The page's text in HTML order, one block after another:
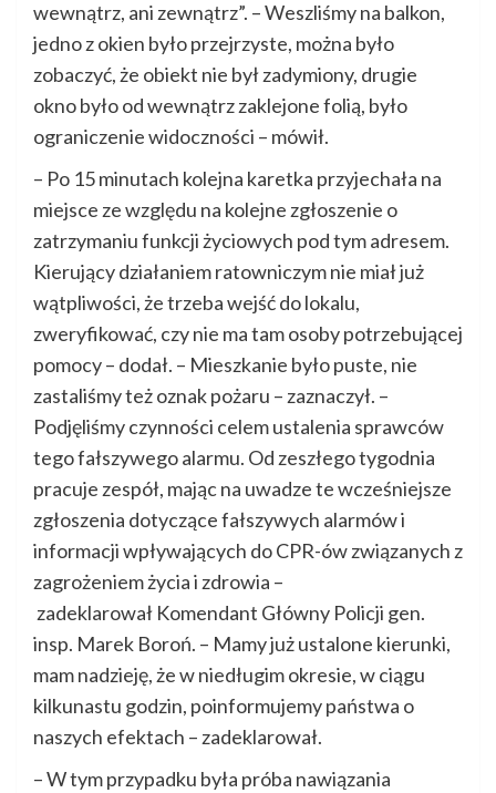
wewnątrz, ani zewnątrz”. – Weszliśmy na balkon,
jedno z okien było przejrzyste, można było
zobaczyć, że obiekt nie był zadymiony, drugie
okno było od wewnątrz zaklejone folią, było
ograniczenie widoczności – mówił.
– Po 15 minutach kolejna karetka przyjechała na
miejsce ze względu na kolejne zgłoszenie o
zatrzymaniu funkcji życiowych pod tym adresem.
Kierujący działaniem ratowniczym nie miał już
wątpliwości, że trzeba wejść do lokalu,
zweryfikować, czy nie ma tam osoby potrzebującej
pomocy – dodał. – Mieszkanie było puste, nie
zastaliśmy też oznak pożaru – zaznaczył. –
Podjęliśmy czynności celem ustalenia sprawców
tego fałszywego alarmu. Od zeszłego tygodnia
pracuje zespół, mając na uwadze te wcześniejsze
zgłoszenia dotyczące fałszywych alarmów i
informacji wpływających do CPR-ów związanych z
zagrożeniem życia i zdrowia –
zadeklarował Komendant Główny Policji gen.
insp. Marek Boroń. – Mamy już ustalone kierunki,
mam nadzieję, że w niedługim okresie, w ciągu
kilkunastu godzin, poinformujemy państwa o
naszych efektach – zadeklarował.
– W tym przypadku była próba nawiązania